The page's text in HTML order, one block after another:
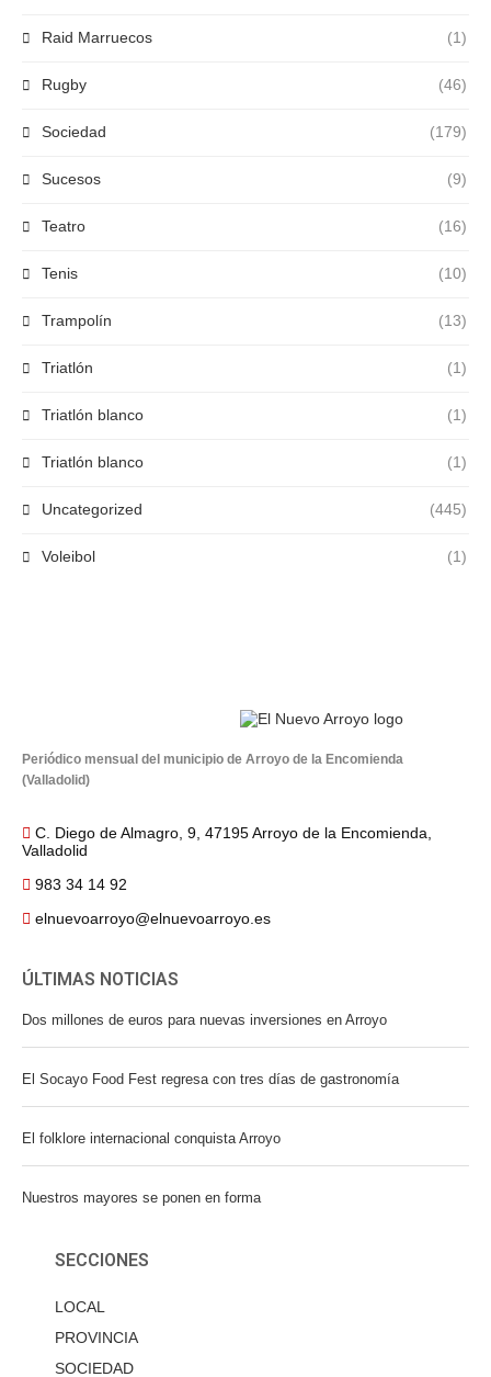
Raid Marruecos (1)
Rugby (46)
Sociedad (179)
Sucesos (9)
Teatro (16)
Tenis (10)
Trampolín (13)
Triatlón (1)
Triatlón blanco (1)
Triatlón blanco (1)
Uncategorized (445)
Voleibol (1)
Periódico mensual del municipio de Arroyo de la Encomienda
(Valladolid)
C. Diego de Almagro, 9, 47195 Arroyo de la Encomienda,
Valladolid
983 34 14 92
elnuevoarroyo@elnuevoarroyo.es
ÚLTIMAS NOTICIAS
Dos millones de euros para nuevas inversiones en Arroyo
El Socayo Food Fest regresa con tres días de gastronomía
El folklore internacional conquista Arroyo
Nuestros mayores se ponen en forma
SECCIONES
LOCAL
PROVINCIA
SOCIEDAD